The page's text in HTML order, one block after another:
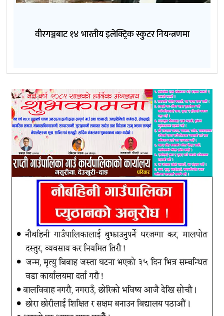
वीरगञ्जबाट १४ भारतीय इलेक्ट्रिक स्कुटर नियन्त्रणमा